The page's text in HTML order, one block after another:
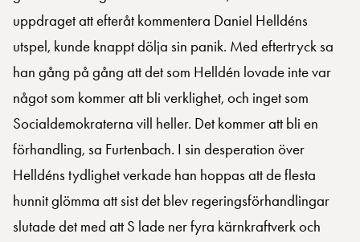
uppdraget att efteråt kommentera Daniel Helldéns
utspel, kunde knappt dölja sin panik. Med eftertryck sa
han gång på gång att det som Helldén lovade inte var
något som kommer att bli verklighet, och inget som
Socialdemokraterna vill heller. Det kommer att bli en
förhandling, sa Furtenbach. I sin desperation över
Helldéns tydlighet verkade han hoppas att de flesta
hunnit glömma att sist det blev regeringsförhandlingar
slutade det med att S lade ner fyra kärnkraftverk och